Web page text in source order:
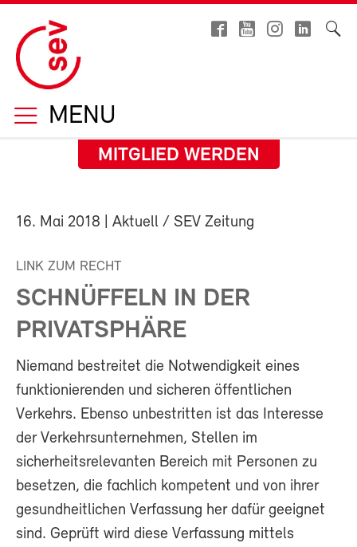
MENU
MITGLIED WERDEN
16. Mai 2018 | Aktuell / SEV Zeitung
LINK ZUM RECHT
SCHNÜFFELN IN DER
PRIVATSPHÄRE
Niemand bestreitet die Notwendigkeit eines
funktionierenden und sicheren öffentlichen
Verkehrs. Ebenso unbestritten ist das Interesse
der Verkehrsunternehmen, Stellen im
sicherheitsrelevanten Bereich mit Personen zu
besetzen, die fachlich kompetent und von ihrer
gesundheitlichen Verfassung her dafür geeignet
sind. Geprüft wird diese Verfassung mittels